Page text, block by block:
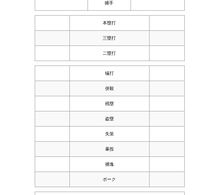
捕手
本塁打
三塁打
二塁打
犠打
併殺
残塁
盗塁
失策
暴投
捕逸
ボーク